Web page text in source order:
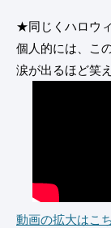
★同じくハロウ
個人的には、こ
涙が出るほど笑
動画の拡大はこ